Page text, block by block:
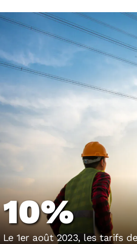
10%
Le 1er août 2023, les tarifs